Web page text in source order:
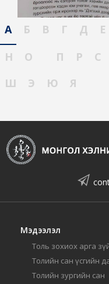
А Б В Г Д Е
Н
О П Р С
Ш
Э Ю Я
Мэдээлэл
Толь зохиох арга
Толийн сан үсгийн
Толийн зургийн сан